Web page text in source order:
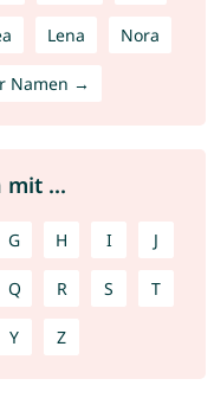
Lena Nora
Namen →
mit ...
G H I J
Q R S T
Y Z